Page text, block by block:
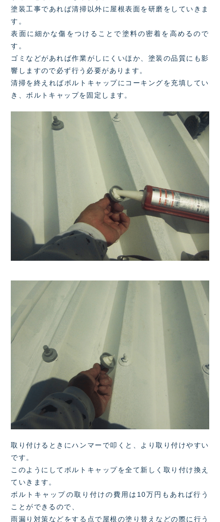
塗装工事であれば清掃以外に屋根表面を研磨をしていきま
す。
表面に細かな傷をつけることで塗料の密着を高めるので
す。
ゴミなどがあれば作業がしにくいほか、塗装の品質にも影
響しますので必ず行う必要があります。
清掃を終えればボルトキャップにコーキングを充填してい
き、ボルトキャップを固定します。
取り付けるときにハンマーで叩くと、より取り付けやすい
です。
このようにしてボルトキャップを全て新しく取り付け換え
ていきます。
ボルトキャップの取り付けの費用は10万円もあれば行う
ことができるので、
雨漏り対策などをする点で屋根の塗り替えなどの際に行う